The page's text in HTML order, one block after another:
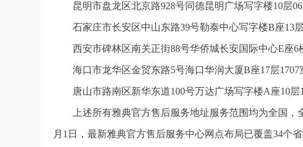
昆明市盘龙区北京路928号同德昆明广场写字楼10层06
石家庄市长安区中山东路39号勒泰中心写字楼B座13
西安市碑林区南关正街88号华侨城长安国际中心E座6
海口市龙华区金贸东路5号海口华润大厦B座17层1707
唐山市路南区新华东道100号万达广场写字楼A座10层
上述所有雅典官方售后服务地址服务范围均为全国
月1日，最新雅典官方售后服务中心网点布局已覆盖34个